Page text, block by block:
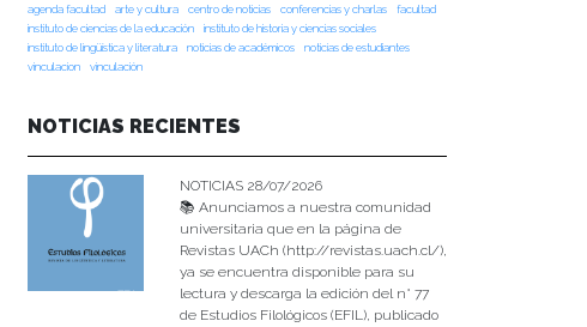
agenda facultad arte y cultura centro de noticias conferencias y charlas
facultad
instituto de ciencias de la educación
instituto de historia y ciencias sociales
instituto de lingüística y literatura
noticias de académicos
noticias de estudiantes
vinculacion
vinculación
NOTICIAS RECIENTES
NOTICIAS 28/07/2026
📚 Anunciamos a nuestra comunidad
universitaria que en la página de
Revistas UACh (http://revistas.uach.cl/),
ya se encuentra disponible para su
lectura y descarga la edición del n° 77
de Estudios Filológicos (EFIL), publicado